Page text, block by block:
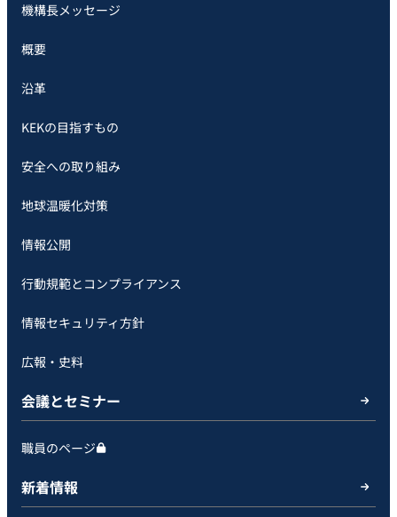
機構長メッセージ
概要
沿革
KEKの目指すもの
安全への取り組み
地球温暖化対策
情報公開
行動規範とコンプライアンス
情報セキュリティ方針
広報・史料
会議とセミナー
職員のページ
新着情報